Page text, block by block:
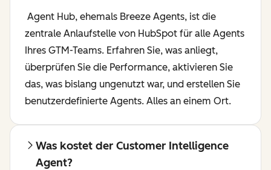
Agent Hub, ehemals Breeze Agents, ist die
zentrale Anlaufstelle von HubSpot für alle Agents
Ihres GTM-Teams. Erfahren Sie, was anliegt,
überprüfen Sie die Performance, aktivieren Sie
das, was bislang ungenutzt war, und erstellen Sie
benutzerdefinierte Agents. Alles an einem Ort.
Was kostet der Customer Intelligence
Agent?